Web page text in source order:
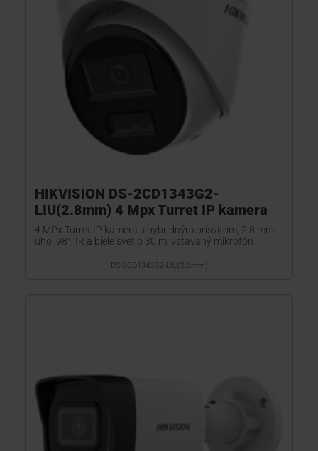
HIKVISION DS-2CD1343G2-
LIU(2.8mm) 4 Mpx Turret IP kamera
4 MPx Turret IP kamera s hybridným prísvitom, 2.8 mm,
uhol 98°, IR a biele svetlo 30 m, vstavaný mikrofón
DS-2CD1343G2-LIU(2.8mm)